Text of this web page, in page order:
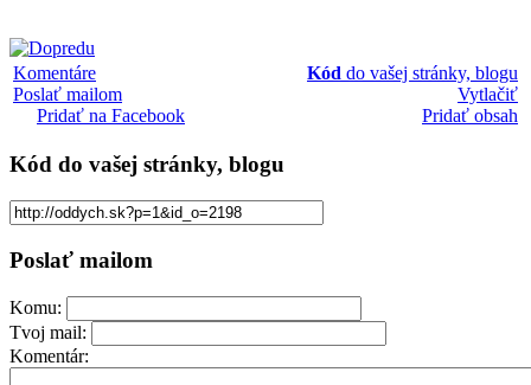
Komentáre
Poslať mailom
Pridať na Facebook
Kód do vašej stránky, blogu
Vytlačiť
Pridať obsah
Kód do vašej stránky, blogu
Poslať mailom
Komu:
Tvoj mail:
Komentár: